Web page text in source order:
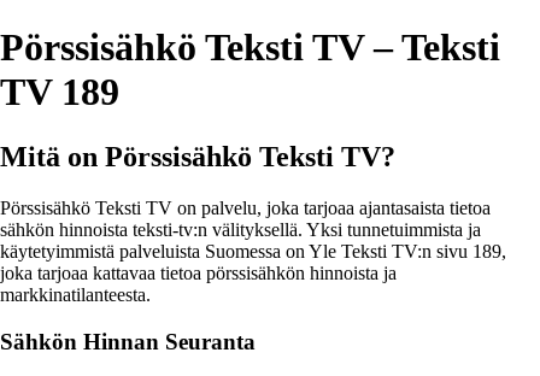
Pörssisähkö Teksti TV – Teksti
TV 189
Mitä on Pörssisähkö Teksti TV?
Pörssisähkö Teksti TV on palvelu, joka tarjoaa ajantasaista tietoa
sähkön hinnoista teksti-tv:n välityksellä. Yksi tunnetuimmista ja
käytetyimmistä palveluista Suomessa on Yle Teksti TV:n sivu 189,
joka tarjoaa kattavaa tietoa pörssisähkön hinnoista ja
markkinatilanteesta.
Sähkön Hinnan Seuranta